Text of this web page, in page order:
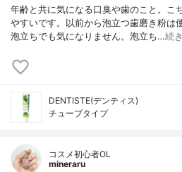
年齢と共に気になる口臭や歯のこと。こ
やすいです。以前から泡立つ歯磨き粉は
泡立ちでも気になりません。泡立ち…続
DENTISTE(デンティス)
チューブタイプ
コスメ初心者OL
mineraru